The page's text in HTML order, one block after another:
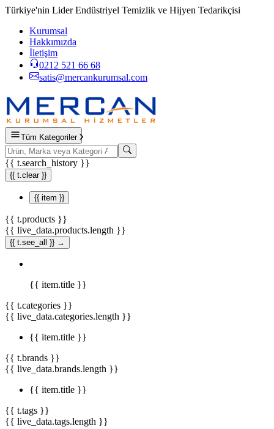
Türkiye'nin Lider Endüstriyel Temizlik ve Hijyen Tedarikçisi
Kurumsal
Hakkımızda
İletişim
0212 521 66 68
satis@mercankurumsal.com
Tüm Kategoriler
{{ t.search_history }}
{{ t.clear }}
{{ item }}
{{ t.products }}
{{ live_data.products.length }}
{{ t.see_all }} →
{{ item.title }}
{{ t.categories }}
{{ live_data.categories.length }}
{{ item.title }}
{{ t.brands }}
{{ live_data.brands.length }}
{{ item.title }}
{{ t.tags }}
{{ live_data.tags.length }}